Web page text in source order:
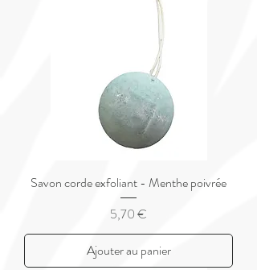
Savon corde exfoliant - Menthe poivrée
Prix
5,70 €
Ajouter au panier